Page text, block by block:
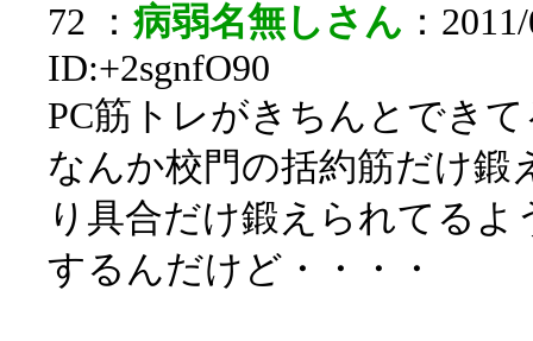
72 ： 病弱名無しさん ：
ID:+2sgnfO90
PC筋トレがきちんとでき
なんか校門の括約筋だけ鍛
り具合だけ鍛えられてるよ
するんだけど・・・・